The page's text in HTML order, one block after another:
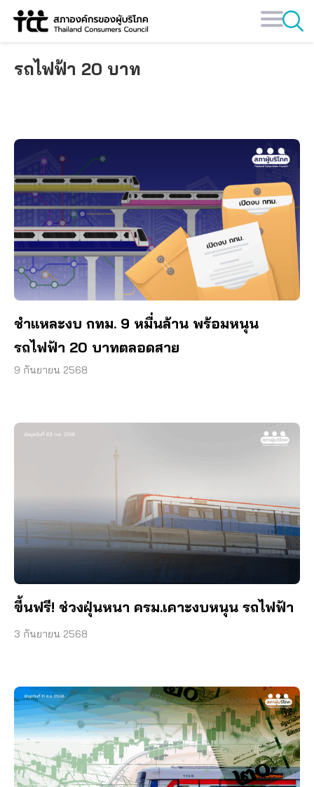
Skip
รถไฟฟ้า 20 บาท
ชำแหละงบ กทม. 9 หมื่นล้าน พร้อมหนุน
รถไฟฟ้า 20 บาทตลอดสาย
9 กันยายน 2568
ขี้นฟรี! ช่วงฝุ่นหนา ครม.เคาะงบหนุน รถไฟฟ้า
3 กันยายน 2568